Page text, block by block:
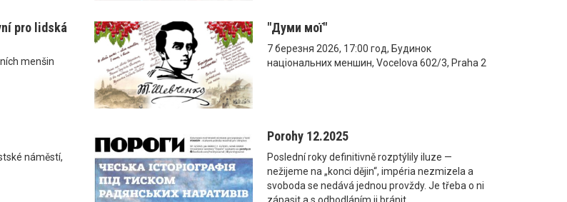
pro lidská
menšin
"Думи мої"
7 березня 2026, 17:00 год, Будинок
національних меншин, Vocelova 602/3, Praha 2
náměstí,
Porohy 12.2025
Poslední roky definitivně rozptýlily iluze —
nežijeme na „konci dějin“, impéria nezmizela a
svoboda se nedává jednou provždy. Je třeba o ni